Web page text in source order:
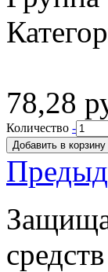
78,28
Количество -